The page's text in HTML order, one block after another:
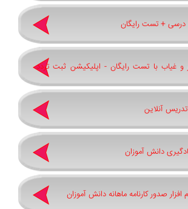
درسی + تست رایگان
و غیاب با تست رایگان - اپلیکیشن ثبت تردد
تدریس آنلاین
دانش آموزان
افزار صدور کارنامه ماهانه دانش آموزان